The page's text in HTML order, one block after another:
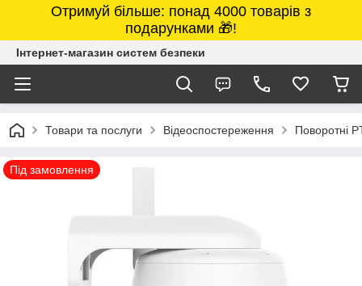
Отримуй більше: понад 4000 товарів з
подарунками 🎁!
Інтернет-магазин систем безпеки
Товари та послуги Відеоспостереження Поворотні
Під замовлення